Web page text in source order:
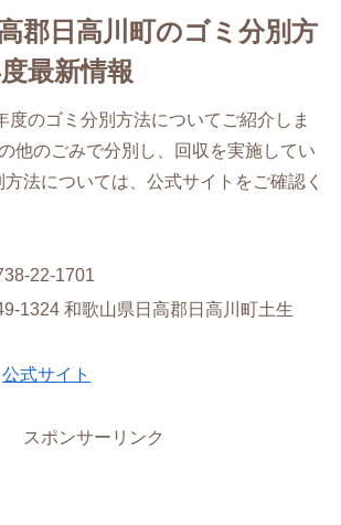
郡日高川町のゴミ分別方
最新情報
度のゴミ分別方法についてご紹介しま
他のごみで分別し、回収を実施してい
法については、公式サイトをご確認く
22-1701
1324 和歌山県日高郡日高川町土生
公式サイト
スポンサーリンク